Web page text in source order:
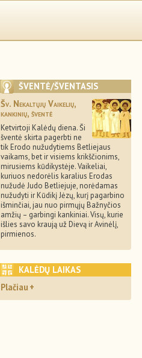
ŠVENTĖ/ŠVENTASIS
Šv. Nekaltųjų Vaikelių,
kankinių, šventė
Ketvirtoji Kalėdų diena. Ši
šventė skirta pagerbti ne
tik Erodo nužudytiems Betliejaus
vaikams, bet ir visiems krikščionims,
mirusiems kūdikystėje. Vaikeliai,
kuriuos nedorėlis karalius Erodas
nužudė Judo Betliejuje, norėdamas
nužudyti ir Kūdikį Jėzų, kurį pagarbino
išminčiai, jau nuo pirmųjų Bažnyčios
amžių – garbingi kankiniai. Visų, kurie
išlies savo kraują už Dievą ir Avinėlį,
pirmienos.
KALĖDŲ LAIKAS
Plačiau